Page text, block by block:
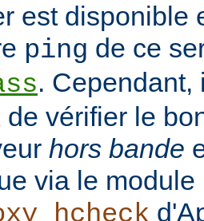
est disponible
ping de ce
. Cependant,
de vérifier le
hors bande
via le module